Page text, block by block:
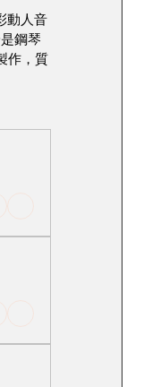
動人音
鋼琴
作，質